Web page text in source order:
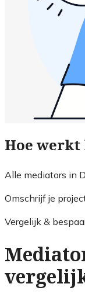
Hoe werkt
Alle mediators in
Omschrijf je
Vergelijk &